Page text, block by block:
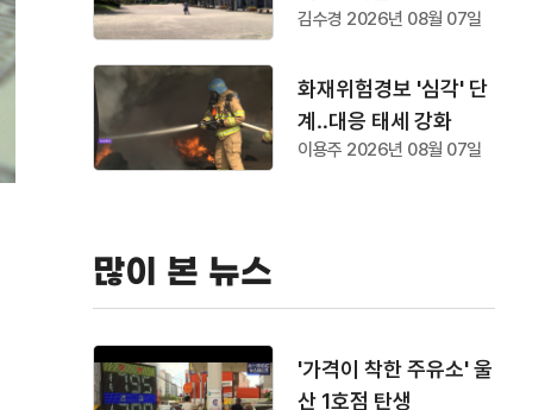
김수경 2026년 08월 07일
화재위험경보 '심각' 단
계‥대응 태세 강화
이용주 2026년 08월 07일
많이 본 뉴스
'가격이 착한 주유소' 울
산 1호점 탄생